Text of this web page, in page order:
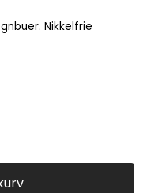
Nikkelfrie